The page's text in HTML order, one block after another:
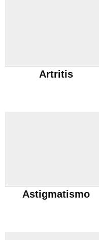
Artritis
Astigmatismo